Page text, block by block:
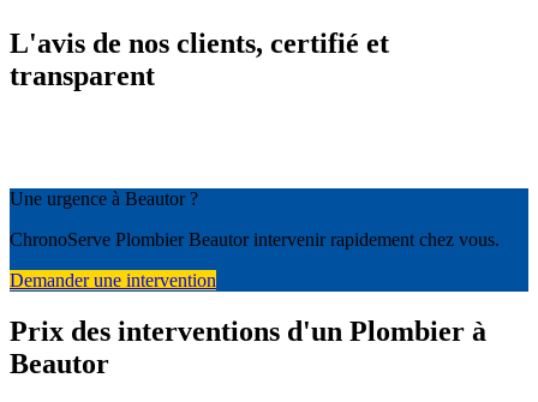
L'avis de nos clients, certifié et
transparent
Une urgence à Beautor ?
ChronoServe Plombier Beautor intervenir rapidement chez vous.
Demander une intervention
Prix des interventions d'un Plombier à
Beautor